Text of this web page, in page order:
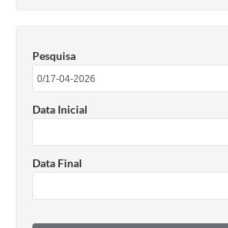
Pesquisa
Data Inicial
Data Final